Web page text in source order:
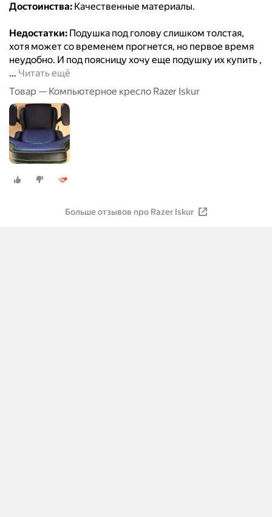
Достоинства: Качественные материалы.
Недостатки: Подушка под голову слишком толстая,
хотя может со временем прогнется, но первое время
неудобно. И под поясницу хочу еще подушку их купить ,
… Читать ещё
Товар — Компьютерное кресло Razer Iskur
Больше отзывов про Razer Iskur